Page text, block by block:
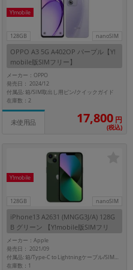
128GB nanoSIM
Y!mobile
OPPO A3 5G A402OP パープル【Y!
mobile版SIMフリー】
メーカー：OPPO
発売日： 2024/12
付属品: 箱/SIM取出し用ピン/クイックガイド
在庫数：2
未使用品 17,800 円
(税込)
128GB nanoSIM
Y!mobile
iPhone13 A2631 (MNGG3J/A) 128G
B グリーン 【Y!mobile版SIMフリ
ー】
メーカー：Apple
発売日： 2021/09
付属品: 箱/Type-C to Lightningケーブル/SIMカードツール/マニュアル
在庫数：1
月 まで